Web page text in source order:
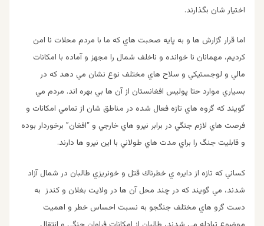
اختيار شان بگذارند.
اما قرار گزارش ها و به پايه صحبت هاي كه ما با مردم محلات نا امن
كرديم، مهمانان نا خوانده و ناخلف شمال را مجهز و آماده با امكانات
مالي و لوجستيكي و سلاح هاي مختلف نوع نشان مي دهد كه در
بسياري موارد حتا پوليس افغانستان از آن ها بي بهره اند. مردم مي
گويند كه گروه هاي تازه فعال شده در مناطق شان از تمامي امكانات و
فرصت هاي لازم جنگي در برابر نيرو هاي خارجي و “افغان” برخوردار بوده
و قابليت جنگ را براي مدت هاي طولاني با اين نيرو ها دارند.
كساني كه تازه از دايره ي خطرناك قتل و خونريزي طالبان در شمال آزاد
شدند، مي گويند كه در چند محل آن ها در ولايت بغلان و كندز به
دست گرو هاي مختلف جنگجو به نسبت احساس خطر و اهميت